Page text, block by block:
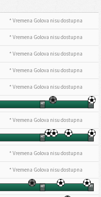
* Vremena Golova nisu dostupna
* Vremena Golova nisu dostupna
* Vremena Golova nisu dostupna
* Vremena Golova nisu dostupna
* Vremena Golova nisu dostupna
HT FT
* Vremena Golova nisu dostupna
HT FT
* Vremena Golova nisu dostupna
* Vremena Golova nisu dostupna
HT FT